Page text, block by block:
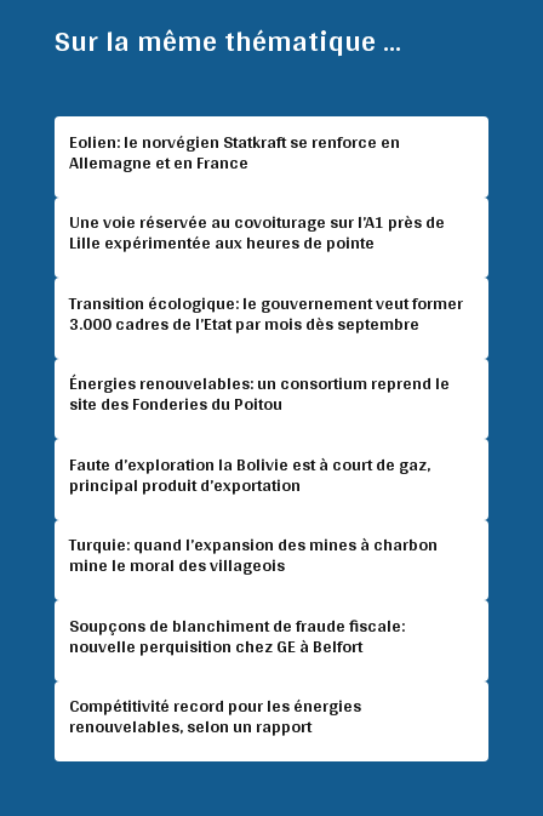
Sur la même thématique ...
Eolien: le norvégien Statkraft se renforce en
Allemagne et en France
Une voie réservée au covoiturage sur l’A1 près de
Lille expérimentée aux heures de pointe
Transition écologique: le gouvernement veut former
3.000 cadres de l’Etat par mois dès septembre
Énergies renouvelables: un consortium reprend le
site des Fonderies du Poitou
Faute d’exploration la Bolivie est à court de gaz,
principal produit d’exportation
Turquie: quand l’expansion des mines à charbon
mine le moral des villageois
Soupçons de blanchiment de fraude fiscale:
nouvelle perquisition chez GE à Belfort
Compétitivité record pour les énergies
renouvelables, selon un rapport